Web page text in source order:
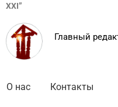
XXI”
Главный
О нас Контакты